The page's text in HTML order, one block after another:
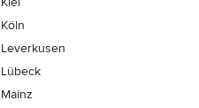
Köln
Leverkusen
Lübeck
Mainz